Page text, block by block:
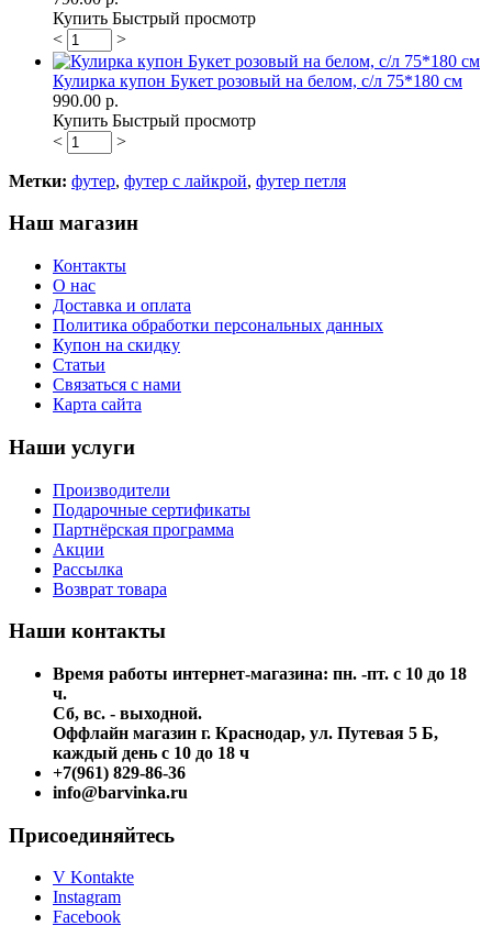
Купить Быстрый просмотр
<
>
Кулирка купон Букет розовый на белом, с/л 75*180 см
990.00 р.
Купить Быстрый просмотр
<
>
Метки: футер, футер с лайкрой, футер петля
Наш магазин
Контакты
О нас
Доставка и оплата
Политика обработки персональных данных
Купон на скидку
Статьи
Связаться с нами
Карта сайта
Наши услуги
Производители
Подарочные сертификаты
Партнёрская программа
Акции
Рассылка
Возврат товара
Наши контакты
Время работы интернет-магазина: пн. -пт. с 10 до 18
ч.
Сб, вс. - выходной.
Оффлайн магазин г. Краснодар, ул. Путевая 5 Б,
каждый день с 10 до 18 ч
+7(961) 829-86-36
info@barvinka.ru
Присоединяйтесь
V Kontakte
Instagram
Facebook